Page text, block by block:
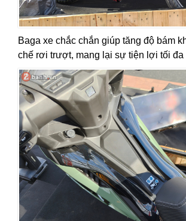
Baga xe chắc chắn giúp tăng độ bám
chế rơi trượt, mang lại sự tiện lợi tối